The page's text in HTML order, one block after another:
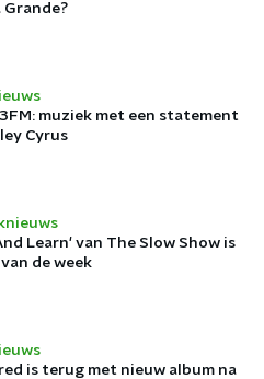
Grande?
muziek met een statement
Cyrus
Learn' van The Slow Show is
de week
is terug met nieuw album na